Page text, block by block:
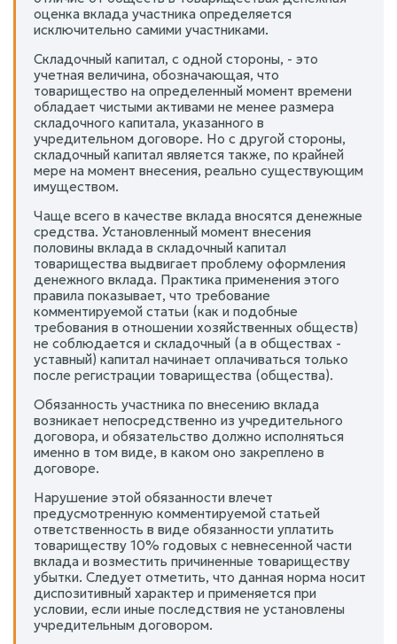
оценка вклада участника определяется
исключительно самими участниками.
Складочный капитал, с одной стороны, - это
учетная величина, обозначающая, что
товарищество на определенный момент времени
обладает чистыми активами не менее размера
складочного капитала, указанного в
учредительном договоре. Но с другой стороны,
складочный капитал является также, по крайней
мере на момент внесения, реально существующим
имуществом.
Чаще всего в качестве вклада вносятся денежные
средства. Установленный момент внесения
половины вклада в складочный капитал
товарищества выдвигает проблему оформления
денежного вклада. Практика применения этого
правила показывает, что требование
комментируемой статьи (как и подобные
требования в отношении хозяйственных обществ)
не соблюдается и складочный (а в обществах -
уставный) капитал начинает оплачиваться только
после регистрации товарищества (общества).
Обязанность участника по внесению вклада
возникает непосредственно из учредительного
договора, и обязательство должно исполняться
именно в том виде, в каком оно закреплено в
договоре.
Нарушение этой обязанности влечет
предусмотренную комментируемой статьей
ответственность в виде обязанности уплатить
товариществу 10% годовых с невнесенной части
вклада и возместить причиненные товариществу
убытки. Следует отметить, что данная норма носит
диспозитивный характер и применяется при
условии, если иные последствия не установлены
учредительным договором.